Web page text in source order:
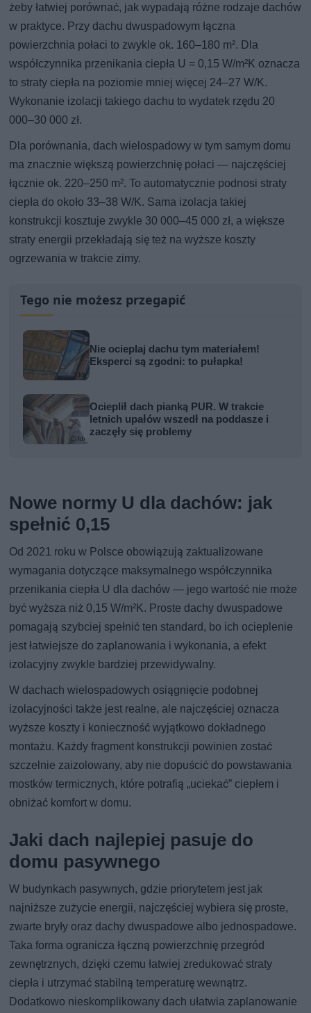
żeby łatwiej porównać, jak wypadają różne rodzaje dachów
w praktyce. Przy dachu dwuspadowym łączna
powierzchnia połaci to zwykle ok. 160–180 m². Dla
współczynnika przenikania ciepła U = 0,15 W/m²K oznacza
to straty ciepła na poziomie mniej więcej 24–27 W/K.
Wykonanie izolacji takiego dachu to wydatek rzędu 20
000–30 000 zł.
Dla porównania, dach wielospadowy w tym samym domu
ma znacznie większą powierzchnię połaci — najczęściej
łącznie ok. 220–250 m². To automatycznie podnosi straty
ciepła do około 33–38 W/K. Sama izolacja takiej
konstrukcji kosztuje zwykle 30 000–45 000 zł, a większe
straty energii przekładają się też na wyższe koszty
ogrzewania w trakcie zimy.
Tego nie możesz przegapić
Nie ocieplaj dachu tym materiałem!
Eksperci są zgodni: to pułapka!
Ocieplił dach pianką PUR. W trakcie
letnich upałów wszedł na poddasze i
zaczęły się problemy
Nowe normy U dla dachów: jak
spełnić 0,15
Od 2021 roku w Polsce obowiązują zaktualizowane
wymagania dotyczące maksymalnego współczynnika
przenikania ciepła U dla dachów — jego wartość nie może
być wyższa niż 0,15 W/m²K. Proste dachy dwuspadowe
pomagają szybciej spełnić ten standard, bo ich ocieplenie
jest łatwiejsze do zaplanowania i wykonania, a efekt
izolacyjny zwykle bardziej przewidywalny.
W dachach wielospadowych osiągnięcie podobnej
izolacyjności także jest realne, ale najczęściej oznacza
wyższe koszty i konieczność wyjątkowo dokładnego
montażu. Każdy fragment konstrukcji powinien zostać
szczelnie zaizolowany, aby nie dopuścić do powstawania
mostków termicznych, które potrafią „uciekać” ciepłem i
obniżać komfort w domu.
Jaki dach najlepiej pasuje do
domu pasywnego
W budynkach pasywnych, gdzie priorytetem jest jak
najniższe zużycie energii, najczęściej wybiera się proste,
zwarte bryły oraz dachy dwuspadowe albo jednospadowe.
Taka forma ogranicza łączną powierzchnię przegród
zewnętrznych, dzięki czemu łatwiej zredukować straty
ciepła i utrzymać stabilną temperaturę wewnątrz.
Dodatkowo nieskomplikowany dach ułatwia zaplanowanie